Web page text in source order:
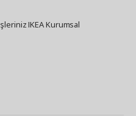
IKEA Kurumsal